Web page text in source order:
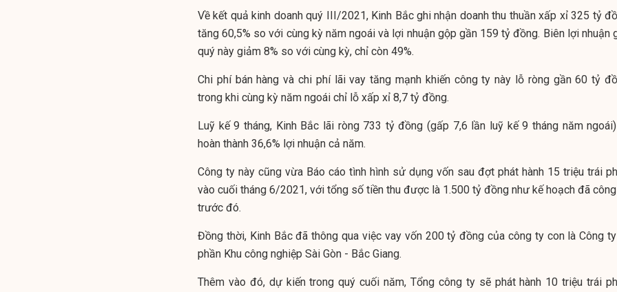
Về kết quả kinh doanh quý III/2021, Kinh Bắc ghi nhận doanh thu thuần xấp xỉ 325 tỷ
tăng 60,5% so với cùng kỳ năm ngoái và lợi nhuận gộp gần 159 tỷ đồng. Biên lợi nhuận
quý này giảm 8% so với cùng kỳ, chỉ còn 49%.
Chi phí bán hàng và chi phí lãi vay tăng mạnh khiến công ty này lỗ ròng gần 60 tỷ
trong khi cùng kỳ năm ngoái chỉ lỗ xấp xỉ 8,7 tỷ đồng.
Luỹ kế 9 tháng, Kinh Bắc lãi ròng 733 tỷ đồng (gấp 7,6 lần luỹ kế 9 tháng năm
hoàn thành 36,6% lợi nhuận cả năm.
Công ty này cũng vừa Báo cáo tình hình sử dụng vốn sau đợt phát hành 15 triệu trái
vào cuối tháng 6/2021, với tổng số tiền thu được là 1.500 tỷ đồng như kế hoạch đã
trước đó.
Đồng thời, Kinh Bắc đã thông qua việc vay vốn 200 tỷ đồng của công ty con là Công
phần Khu công nghiệp Sài Gòn - Bắc Giang.
Thêm vào đó, dự kiến trong quý cuối năm, Tổng công ty sẽ phát hành 10 triệu trái